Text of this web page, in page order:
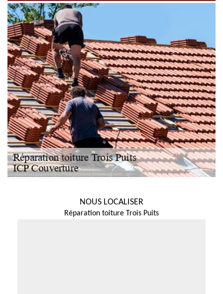
NOUS LOCALISER
Réparation toiture Trois Puits